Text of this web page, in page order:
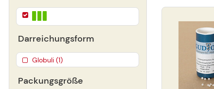
Darreichungsform
Globuli (1)
Packungsgröße